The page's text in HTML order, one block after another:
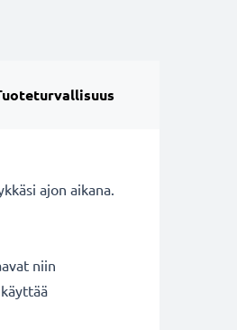
ajon aikana.
niin